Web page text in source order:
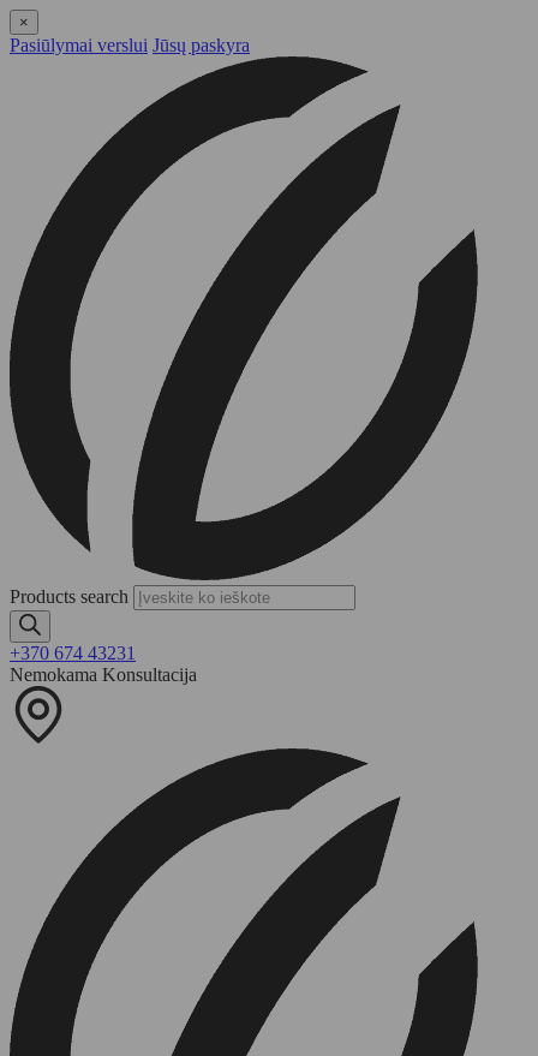
×
Pasiūlymai verslui Jūsų paskyra
Products search
+370 674 43231
Nemokama Konsultacija